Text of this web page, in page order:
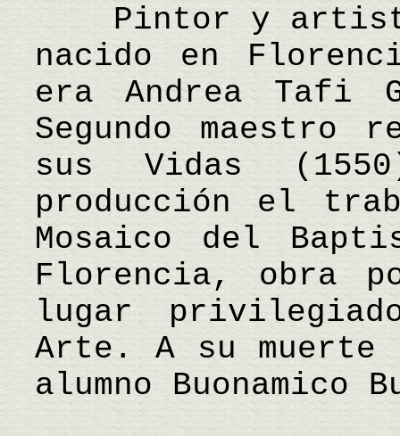
Pintor y artista
nacido en
era Andrea Tafi
Segundo maestro
sus Vidas
producción el
Mosaico del
Florencia, obra
lugar
Arte. A su
alumno